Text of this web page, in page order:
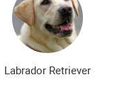
Labrador Retriever